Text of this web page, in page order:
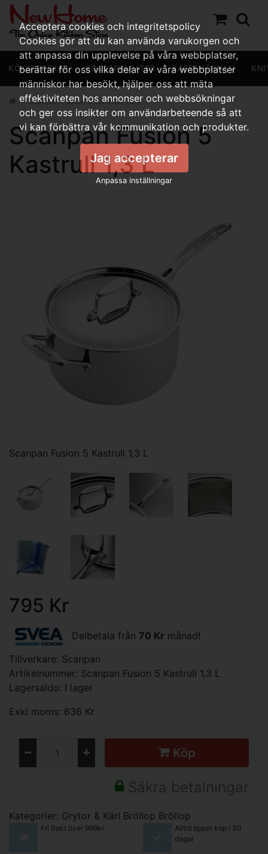
KÖKSREDSKAP KÖKSAPPARATER KAFFEHÖRNAN
Scanpan Fusion 5 Kastrull 1,3 L
Scanpan Fusion 5
Kastrull 1,3 L
Scanpan Fusion 5 Kastrull 1,3 L
795 Kr
Delbetala från 70 Kr månad!
Tillverkare: Scanpan
Artikelnummer: Scanpan Fusion 5 Kastrull 1,3 L
Lagersaldo: I lager
Exkl moms: 636 Kr
Köp
Säkra betalningar
Kategorier: Grytor & Kärl Bröllop Bröllop
Fri frakt över 999kr
Alltid öppet köp i 30
dagar
Acceptera cookies och integritetspolicy
Cookies gör att du kan använda varukorgen och
att anpassa din upplevelse på våra webbplatser,
berättar för oss vilka delar av våra webbplatser
människor har besökt, hjälper oss att mäta
effektiviteten hos annonser och webbsökningar
och ger oss insikter om användarbeteende så att
vi kan förbättra vår kommunikation och produkter.
Jag accepterar
Anpassa inställningar